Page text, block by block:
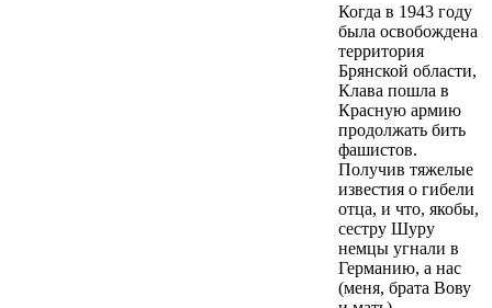
Когда в 1943 году
была освобождена
территория
Брянской области,
Клава пошла в
Красную армию
продолжать бить
фашистов.
Получив тяжелые
известия о гибели
отца, и что, якобы,
сестру Шуру
немцы угнали в
Германию, а нас
(меня, брата Вову